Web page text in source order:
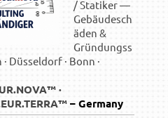
/ Statiker —
Gebäudesch
äden &
Gründungss
Düsseldorf · Bonn ·
·
– Germany